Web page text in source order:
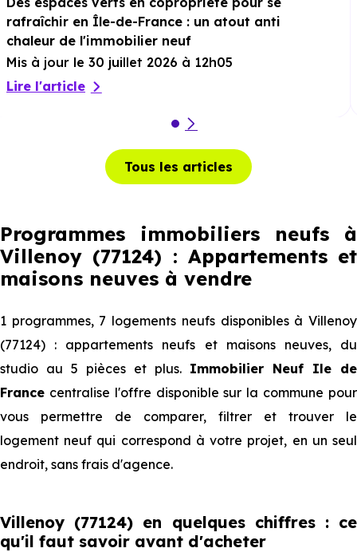
rafraîchir en Île-de-France : un atout anti
chaleur de l'immobilier neuf
Mis à jour le 30 juillet 2026 à 12h05
Lire l'article
Tous les articles
Programmes immobiliers neufs à
Villenoy (77124) : Appartements et
maisons neuves à vendre
1 programmes, 7 logements neufs disponibles à Villenoy
(77124) : appartements neufs et maisons neuves, du
studio au 5 pièces et plus. Immobilier Neuf Ile de
France centralise l'offre disponible sur la commune pour
vous permettre de comparer, filtrer et trouver le
logement neuf qui correspond à votre projet, en un seul
endroit, sans frais d'agence.
Villenoy (77124) en quelques chiffres : ce
qu'il faut savoir avant d'acheter